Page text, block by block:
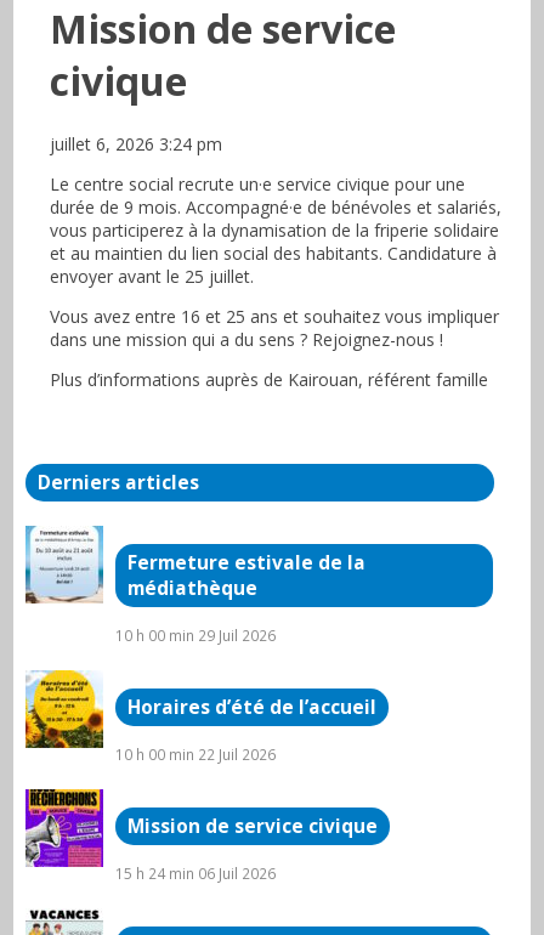
Mission de service
civique
juillet 6, 2026 3:24 pm
Le centre social recrute un·e service civique pour une
durée de 9 mois. Accompagné·e de bénévoles et salariés,
vous participerez à la dynamisation de la friperie solidaire
et au maintien du lien social des habitants. Candidature à
envoyer avant le 25 juillet.
Vous avez entre 16 et 25 ans et souhaitez vous impliquer
dans une mission qui a du sens ? Rejoignez-nous !
Plus d’informations auprès de Kairouan, référent famille
Derniers articles
Fermeture estivale de la
médiathèque
10 h 00 min 29 Juil 2026
Horaires d’été de l’accueil
10 h 00 min 22 Juil 2026
Mission de service civique
15 h 24 min 06 Juil 2026